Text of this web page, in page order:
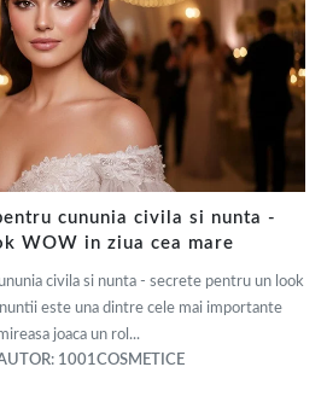
cununia civila si nunta -
WOW in ziua cea mare
civila si nunta - secrete pentru un look
este una dintre cele mai importante
joaca un rol...
1001COSMETICE